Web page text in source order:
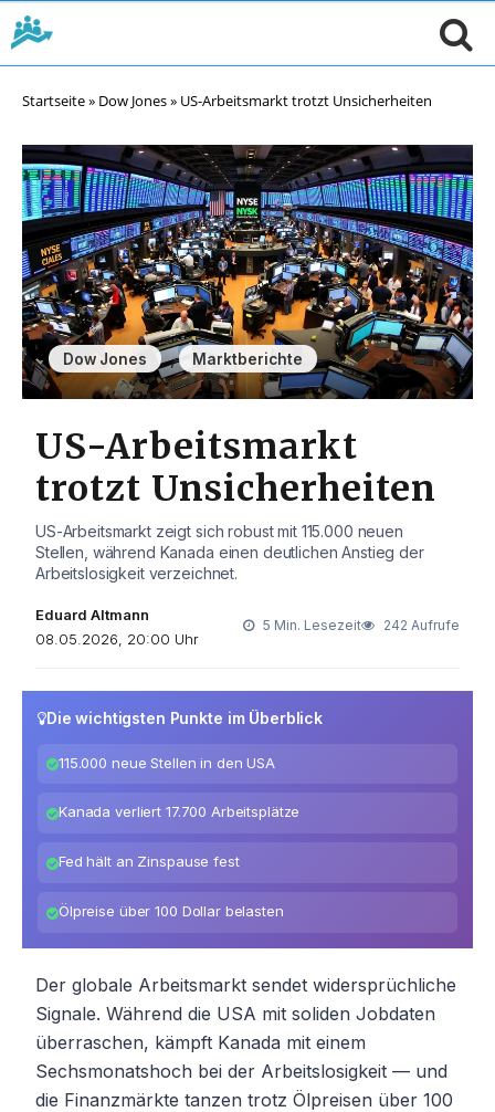
Startseite» Dow Jones» US-Arbeitsmarkt trotzt Unsicherheiten
Dow Jones , Marktberichte
US-Arbeitsmarkt
trotzt Unsicherheiten
US-Arbeitsmarkt zeigt sich robust mit 115.000 neuen
Stellen, während Kanada einen deutlichen Anstieg der
Arbeitslosigkeit verzeichnet.
Eduard Altmann
08.05.2026, 20:00 Uhr
5 Min. Lesezeit 242 Aufrufe
Die wichtigsten Punkte im Überblick
115.000 neue Stellen in den USA
Kanada verliert 17.700 Arbeitsplätze
Fed hält an Zinspause fest
Ölpreise über 100 Dollar belasten
Der globale Arbeitsmarkt sendet widersprüchliche
Signale. Während die USA mit soliden Jobdaten
überraschen, kämpft Kanada mit einem
Sechsmonatshoch bei der Arbeitslosigkeit — und
die Finanzmärkte tanzen trotz Ölpreisen über 100